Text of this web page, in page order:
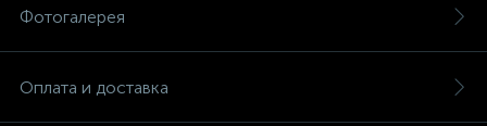
Фотогалерея
Оплата и доставка